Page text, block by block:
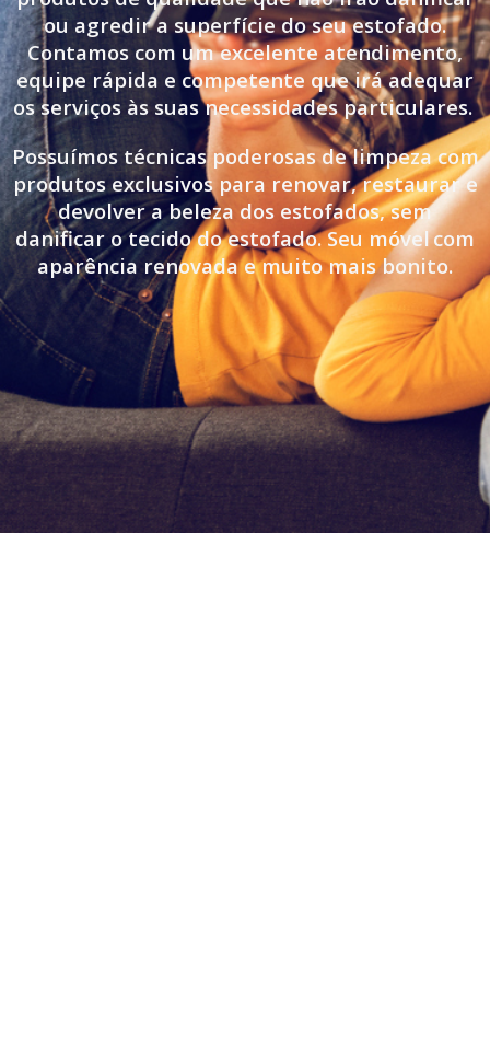
ou agredir a superfície do seu estofado.
Contamos com um excelente atendimento,
equipe rápida e competente que irá adequar
os serviços às suas necessidades particulares.
Possuímos técnicas poderosas de limpeza com
produtos exclusivos para renovar, restaurar e
devolver a beleza dos estofados, sem
danificar o tecido do estofado. Seu móvelcom
aparência renovada e muito mais bonito.